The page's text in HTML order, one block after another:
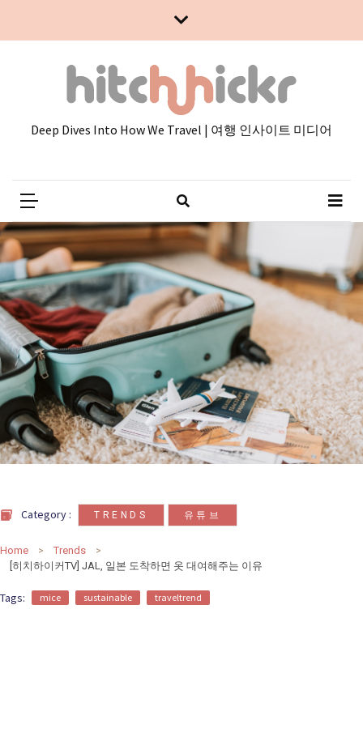
카
테
고
Deep Dives Into How We Travel | 여행 인사이트 미디어
Category : TRENDS 유튜브
Home
Trends
[히치하이커TV] JAL, 일본 도착하면 옷 대여해주는 이유
Tags: mice sustainable traveltrend